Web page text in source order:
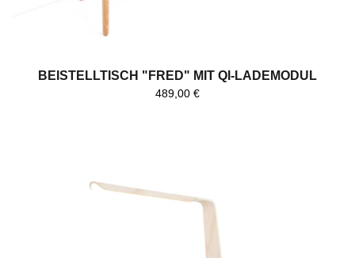
BEISTELLTISCH "FRED" MIT QI-LADEMODUL
489,00 €